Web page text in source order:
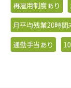
再雇用制度あり
月平均残業20時間
通勤手当あり